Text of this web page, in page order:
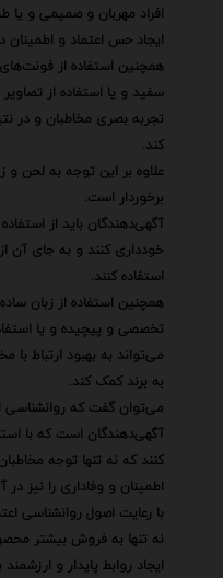
افراد مهربان و صمیمی و
ایجاد حس اعتماد و
همچنین استفاده از
سفید و یا استفاده از
تجربه بصری مخاطبان و در
کند.
علاوه بر این توجه به لحن و
برخوردار است.
آگهی‌دهندگان باید از
خودداری کنند و به جای آن
استفاده کنند.
همچنین استفاده از زبان
تخصصی و پیچیده و یا
می‌تواند به بهبود ارتباط با
به برند کمک کند.
می‌توان گفت که روانشناسی
آگهی‌دهندگان است که با
کنند که نه تنها توجه
اطمینان و وفاداری را نیز در
با رعایت اصول روانشناسی
نه تنها به فروش بیشتر
ایجاد روابط پایدار و